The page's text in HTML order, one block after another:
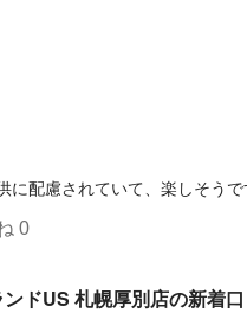
に配慮されていて、楽しそう
0
ドUS 札幌厚別店の新着口